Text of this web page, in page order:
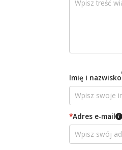
Imię i nazwisko
*Adres e-mail i